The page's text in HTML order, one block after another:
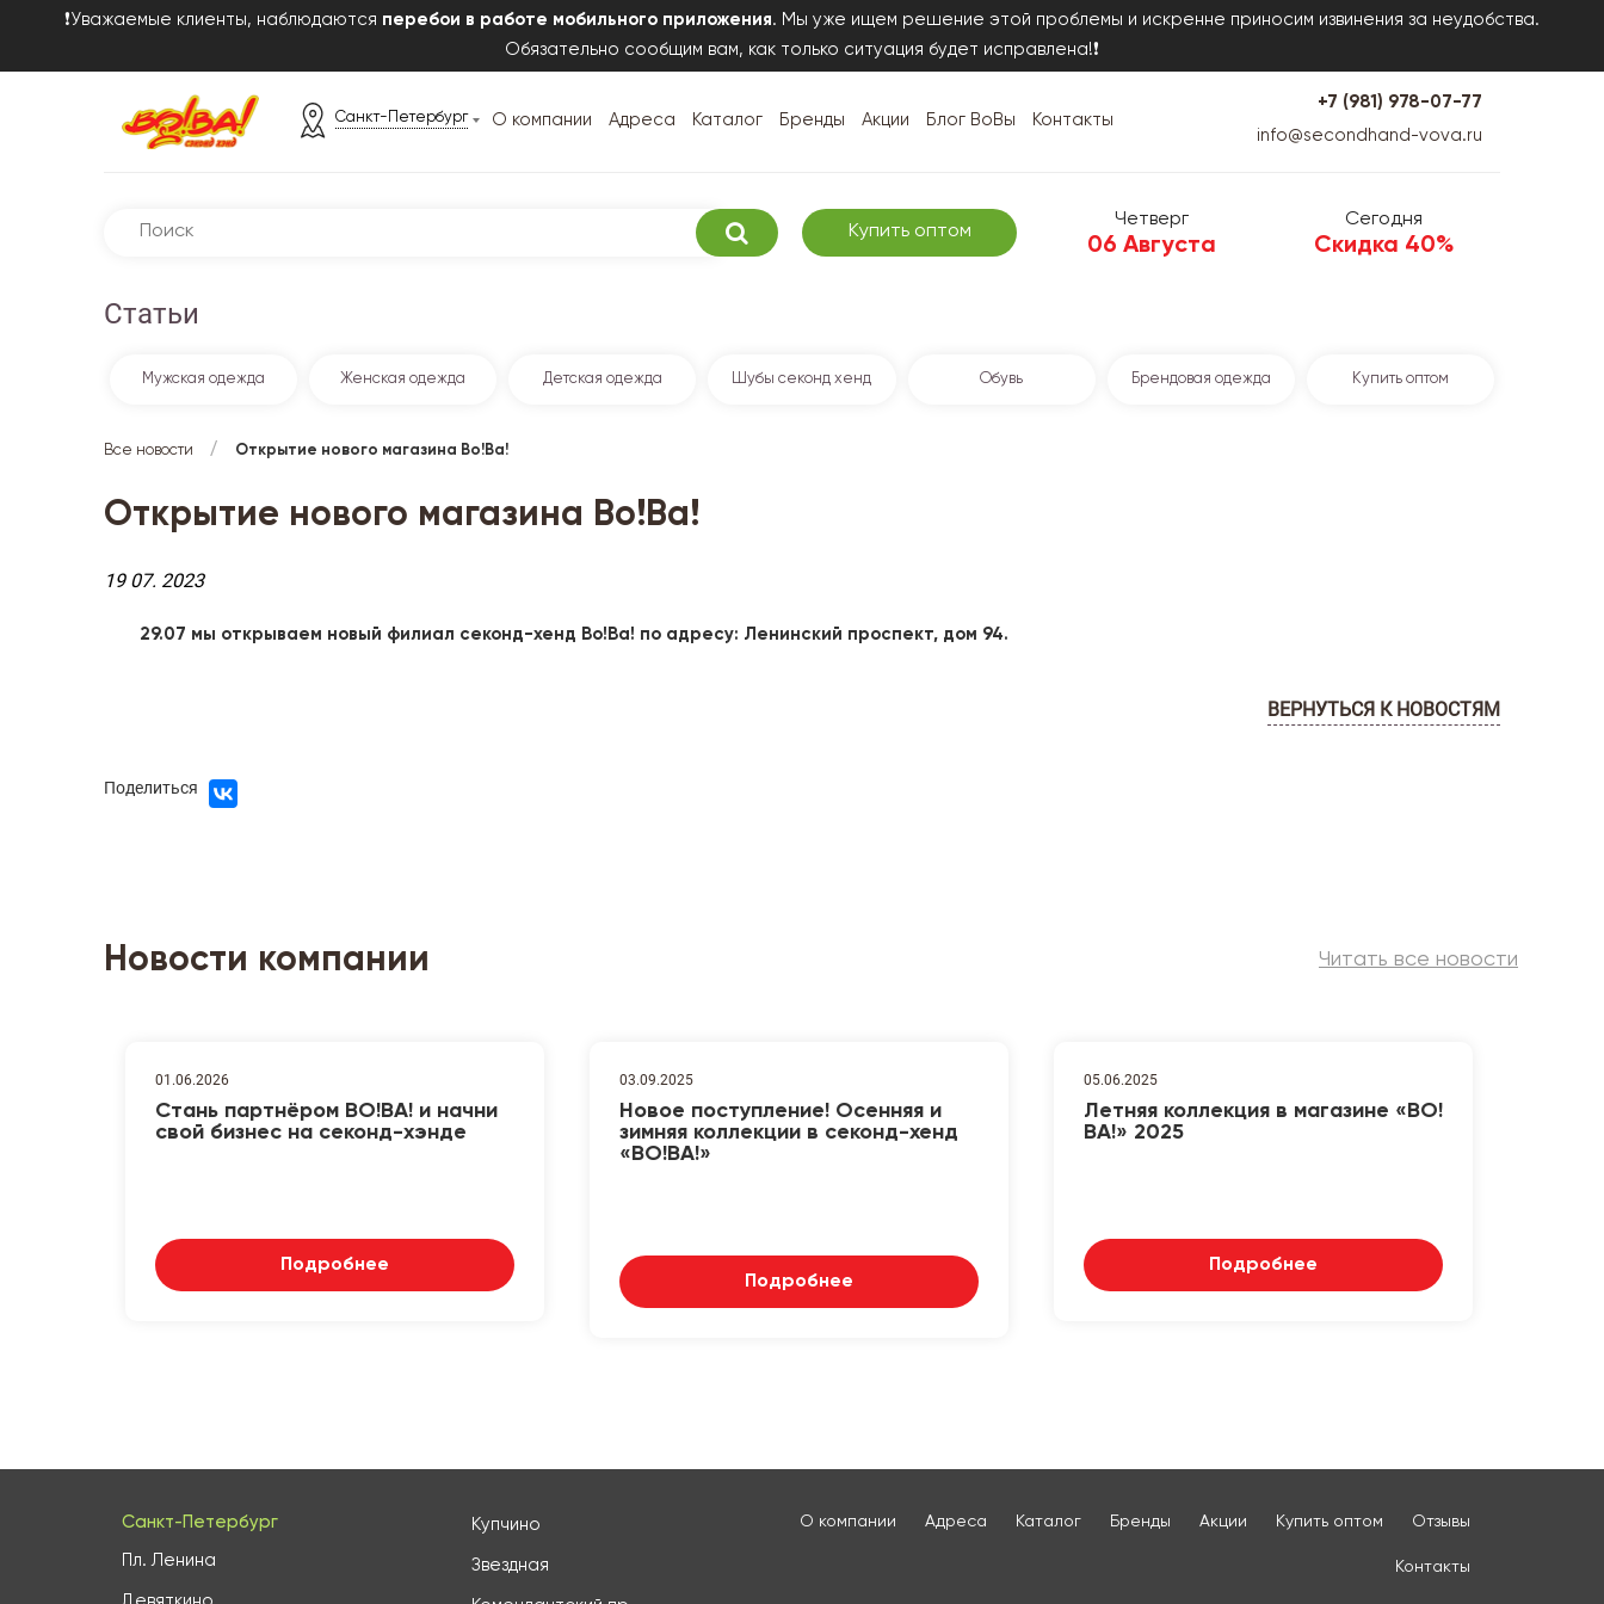
❗Уважаемые клиенты, наблюдаются перебои в работе мобильного приложения. Мы уже ищем решение этой проблемы и искренне приносим извинения за неудобства.
Обязательно сообщим вам, как только ситуация будет исправлена!❗
Санкт-Петербург О компании Адреса Каталог Бренды Акции Блог ВоВы Контакты
+7 (981) 978-07-77
info@secondhand-vova.ru
Купить оптом
Четверг
06 Августа
Сегодня
Скидка 40%
Статьи
Мужская одежда Женская одежда Детская одежда Шубы секонд хенд Обувь Брендовая одежда Купить оптом
Все новости / Открытие нового магазина Во!Ва!
Открытие нового магазина Во!Ва!
19 07. 2023
29.07 мы открываем новый филиал секонд-хенд Во!Ва! по адресу: Ленинский проспект, дом 94.
ВЕРНУТЬСЯ К НОВОСТЯМ
Поделиться
Новости компании Читать все новости
01.06.2026
Стань партнёром ВО!ВА! и начни
свой бизнес на секонд-хэнде
Подробнее
03.09.2025
Новое поступление! Осенняя и
зимняя коллекции в секонд-хенд
«ВО!ВА!»
Подробнее
05.06.2025
Летняя коллекция в магазине «ВО!
ВА!» 2025
Подробнее
Санкт-Петербург
Пл. Ленина
Купчино
Звездная
О компании Адреса Каталог Бренды Акции Купить оптом Отзывы
Контакты